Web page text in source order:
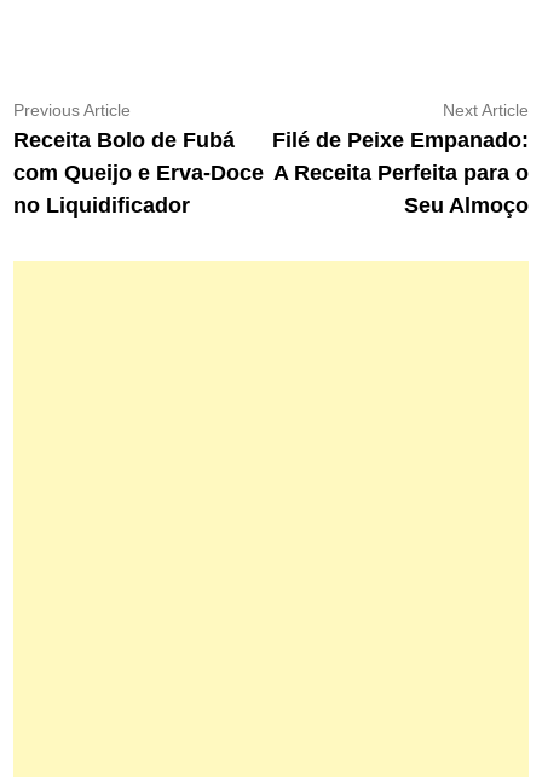
Navegação
de
Post
Previous Article
article:
Receita Bolo de Fubá
com Queijo e Erva-Doce
no Liquidificador
Next Article
Filé de Peixe Empanado:
A Receita Perfeita para o
Seu Almoço